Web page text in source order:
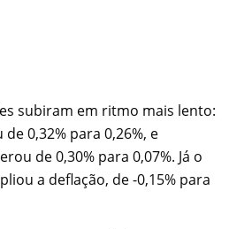
subiram em ritmo mais lento:
de 0,32% para 0,26%, e
de 0,30% para 0,07%. Já o
a deflação, de -0,15% para